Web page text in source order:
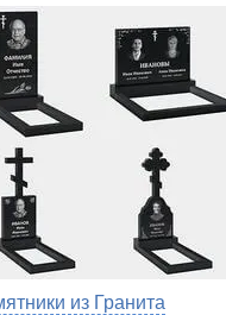
из Гранита